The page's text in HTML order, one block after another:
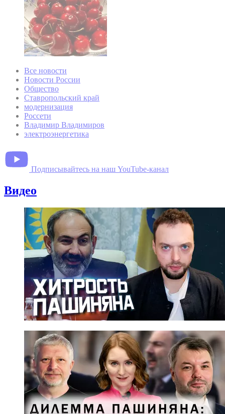
Все новости
Новости России
Общество
Ставропольский край
модернизация
Россети
Владимир Владимиров
электроэнергетика
Подписывайтесь на наш YouTube-канал
Видео